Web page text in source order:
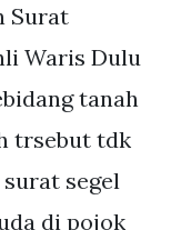
Surat
Waris Dulu
tanah
trsebut tdk
segel
di pojok